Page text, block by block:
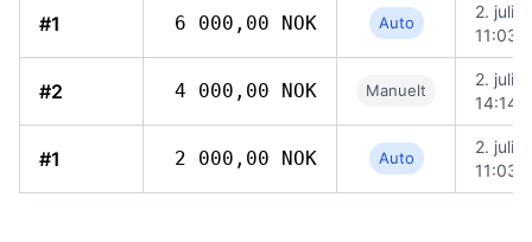
#1 6 000,00 NOK Auto
2. juli
11:03
#2 4 000,00 NOK Manuelt
2. juli
14:14
#1 2 000,00 NOK Auto
2. juli
11:03